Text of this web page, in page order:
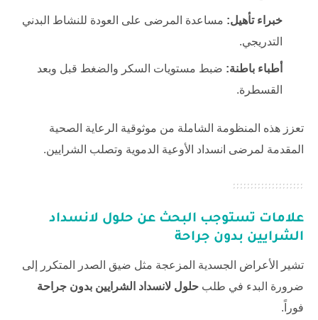
خبراء تأهيل: مساعدة المرضى على العودة للنشاط البدني
التدريجي.
أطباء باطنة: ضبط مستويات السكر والضغط قبل وبعد
القسطرة.
تعزز هذه المنظومة الشاملة من موثوقية الرعاية الصحية
المقدمة لمرضى انسداد الأوعية الدموية وتصلب الشرايين.
علامات تستوجب البحث عن حلول لانسداد
الشرايين بدون جراحة
تشير الأعراض الجسدية المزعجة مثل ضيق الصدر المتكرر إلى
ضرورة البدء في طلب حلول لانسداد الشرايين بدون جراحة
فوراً.